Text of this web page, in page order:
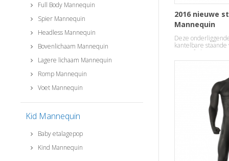
Full Body Mannequin
Spier Mannequin
Headless Mannequin
Bovenlichaam Mannequin
Lagere lichaam Mannequin
Romp Mannequin
Voet Mannequin
Kid Mannequin
Baby etalagepop
Kind Mannequin
2016 nieuwe
Mannequin
Deze
kantelbare
stoere fashion